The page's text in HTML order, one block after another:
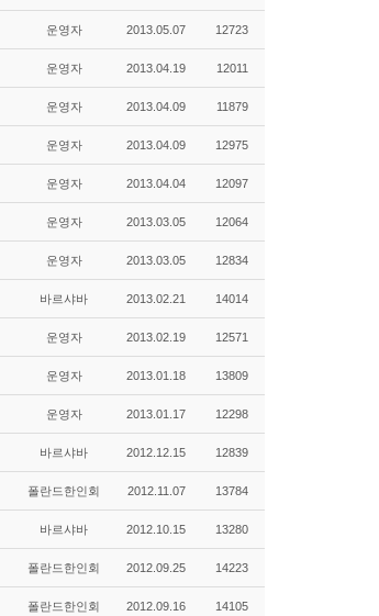
운영자 2013.05.07 12723
운영자 2013.04.19 12011
운영자 2013.04.09 11879
운영자 2013.04.09 12975
운영자 2013.04.04 12097
운영자 2013.03.05 12064
운영자 2013.03.05 12834
바르샤바 2013.02.21 14014
운영자 2013.02.19 12571
운영자 2013.01.18 13809
운영자 2013.01.17 12298
바르샤바 2012.12.15 12839
폴란드한인회 2012.11.07 13784
바르샤바 2012.10.15 13280
폴란드한인회 2012.09.25 14223
폴란드한인회 2012.09.16 14105